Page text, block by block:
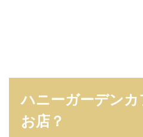
ハニーガーデン
お店？